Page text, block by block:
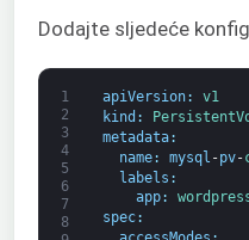
Dodajte sljedeće
1
2
3
4
5
6
7
8
apiVersion:
v1
kind :
metadata:
name: mysql -pv-
labels :
app:
spec: